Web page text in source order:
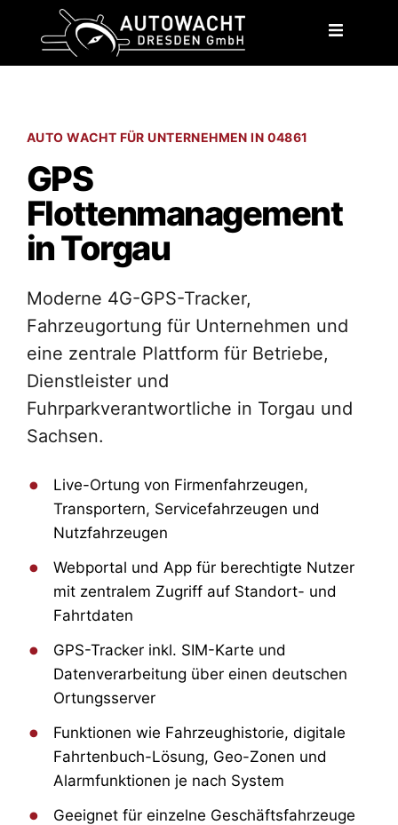
AUTO WACHT FÜR UNTERNEHMEN IN 04861
GPS
Flottenmanagement
in Torgau
Moderne 4G-GPS-Tracker,
Fahrzeugortung für Unternehmen und
eine zentrale Plattform für Betriebe,
Dienstleister und
Fuhrparkverantwortliche in Torgau und
Sachsen.
Live-Ortung von Firmenfahrzeugen,
Transportern, Servicefahrzeugen und
Nutzfahrzeugen
Webportal und App für berechtigte Nutzer
mit zentralem Zugriff auf Standort- und
Fahrtdaten
GPS-Tracker inkl. SIM-Karte und
Datenverarbeitung über einen deutschen
Ortungsserver
Funktionen wie Fahrzeughistorie, digitale
Fahrtenbuch-Lösung, Geo-Zonen und
Alarmfunktionen je nach System
Geeignet für einzelne Geschäftsfahrzeuge